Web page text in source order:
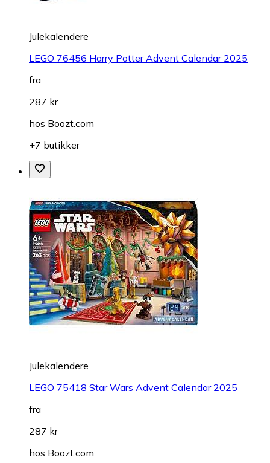
Julekalendere
LEGO 76456 Harry Potter Advent Calendar 2025
fra
287 kr
hos Boozt.com
+7 butikker
Julekalendere
LEGO 75418 Star Wars Advent Calendar 2025
fra
287 kr
hos Boozt.com